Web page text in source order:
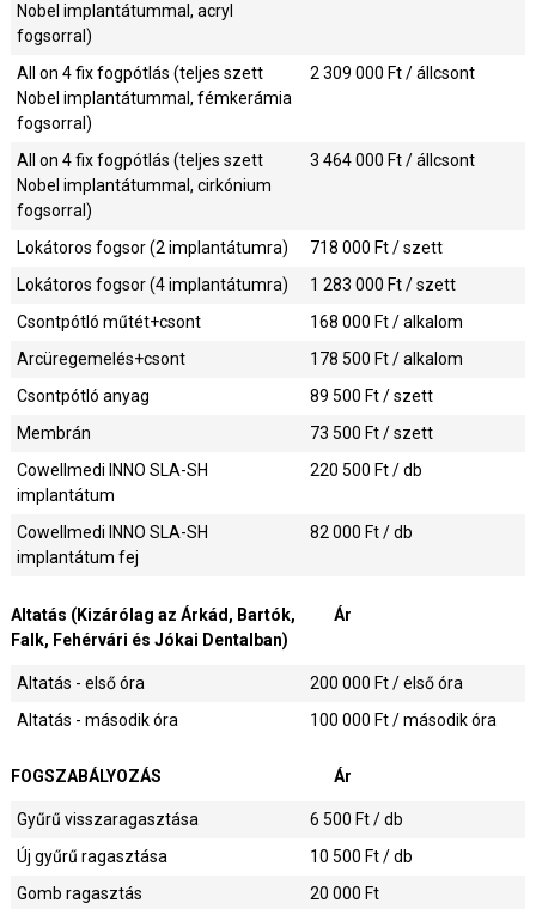
Nobel implantátummal, acryl
fogsorral)
2 309 000 Ft / állcsont
All on 4 fix fogpótlás (teljes szett
Nobel implantátummal, fémkerámia
fogsorral)
3 464 000 Ft / állcsont
All on 4 fix fogpótlás (teljes szett
Nobel implantátummal, cirkónium
fogsorral)
718 000 Ft / szett
Lokátoros fogsor (2 implantátumra)
1 283 000 Ft / szett
Lokátoros fogsor (4 implantátumra)
168 000 Ft / alkalom
Csontpótló műtét+csont
178 500 Ft / alkalom
Arcüregemelés+csont
89 500 Ft / szett
Csontpótló anyag
73 500 Ft / szett
Membrán
220 500 Ft / db
Cowellmedi INNO SLA-SH
implantátum
82 000 Ft / db
Cowellmedi INNO SLA-SH
implantátum fej
Altatás (Kizárólag az Árkád, Bartók,
Falk, Fehérvári és Jókai Dentalban)
Ár
200 000Ft / első óra
Altatás - első óra
100 000Ft / második óra
Altatás - második óra
FOGSZABÁLYOZÁS Ár
6 500 Ft / db
Gyűrű visszaragasztása
10 500 Ft / db
Új gyűrű ragasztása
20 000 Ft
Gomb ragasztás